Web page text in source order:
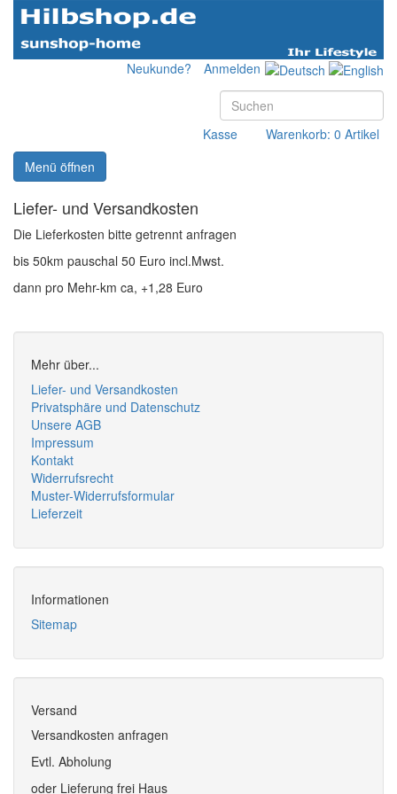
Neukunde? Anmelden
Kasse
Warenkorb: 0 Artikel
Menü öffnen
Liefer- und Versandkosten
Die Lieferkosten bitte getrennt anfragen
bis 50km pauschal 50 Euro incl.Mwst.
dann pro Mehr-km ca, +1,28 Euro
Mehr über...
Liefer- und Versandkosten
Privatsphäre und Datenschutz
Unsere AGB
Impressum
Kontakt
Widerrufsrecht
Muster-Widerrufsformular
Lieferzeit
Informationen
Sitemap
Versand
Versandkosten anfragen
Evtl. Abholung
oder Lieferung frei Haus